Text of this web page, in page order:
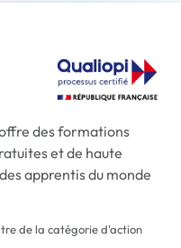
des formations
et de haute
apprentis du monde
de la catégorie d'action